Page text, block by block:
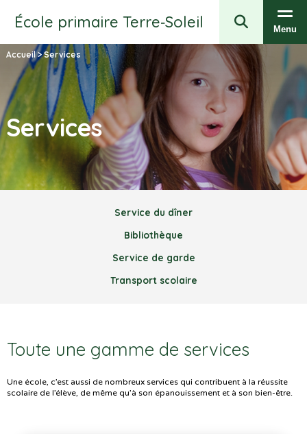
École primaire Terre‑Soleil Menu
Accueil>Services
Services
Service du dîner
Bibliothèque
Service de garde
Transport scolaire
Toute une gamme de services
Une école, c’est aussi de nombreux services qui contribuent à la réussite
scolaire de l’élève, de même qu’à son épanouissement et à son bien-être.